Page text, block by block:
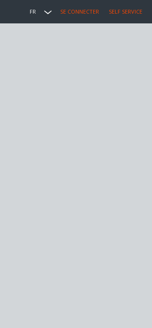
FR SE CONNECTER SELF SERVICE